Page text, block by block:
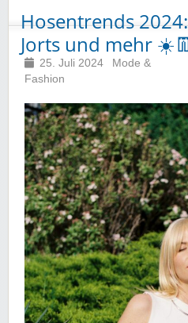
Hosentrends
Jorts und mehr
25. Juli 2024
Mode &
Fashion